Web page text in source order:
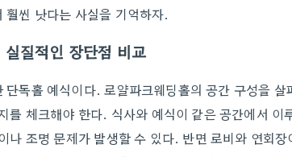
훨씬 낫다는 사실을 기억하자.
질적인 장단점 비교
단독홀 예식이다. 로얄파크웨딩홀의 공간 구성을
를 체크해야 한다. 식사와 예식이 같은 공간에서 이
나 조명 문제가 발생할 수 있다. 반면 로비와 연회